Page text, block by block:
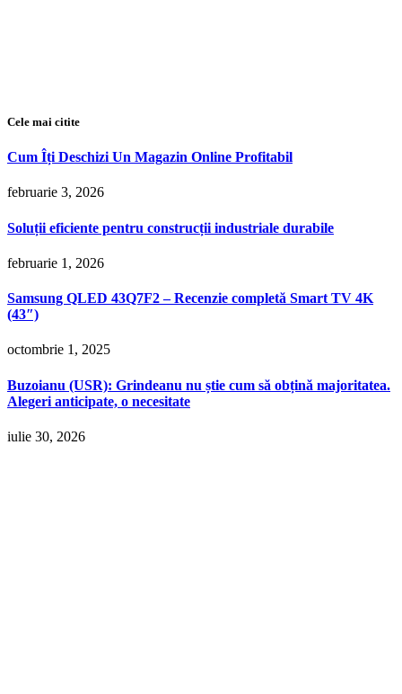
Cele mai citite
Cum Îți Deschizi Un Magazin Online Profitabil
februarie 3, 2026
Soluții eficiente pentru construcții industriale durabile
februarie 1, 2026
Samsung QLED 43Q7F2 – Recenzie completă Smart TV 4K
(43″)
octombrie 1, 2025
Buzoianu (USR): Grindeanu nu știe cum să obțină majoritatea.
Alegeri anticipate, o necesitate
iulie 30, 2026